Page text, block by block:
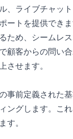
、ライブチャッ
ートを提供でき
ため、シームレ
顧客からの問い
させます。
事前定義された
グします。こ
す。